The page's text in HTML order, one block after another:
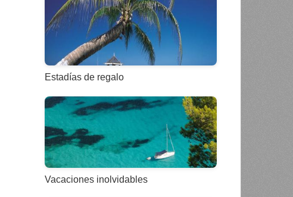
Estadías de regalo
Vacaciones inolvidables